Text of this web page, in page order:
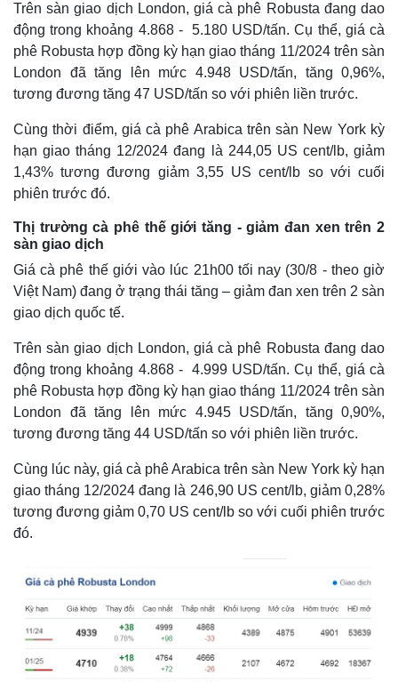
Thế giới
Quan sát
Cuộc sống đó đây
Hồ sơ
Multimedia
Video
Ảnh
Trên sàn giao dịch London, giá cà phê Robusta đang dao
động trong khoảng 4.868 - 5.180 USD/tấn. Cụ thể, giá cà
phê Robusta hợp đồng kỳ hạn giao tháng 11/2024 trên sàn
London đã tăng lên mức 4.948 USD/tấn, tăng 0,96%,
tương đương tăng 47 USD/tấn so với phiên liền trước.
Cùng thời điểm, giá cà phê Arabica trên sàn New York kỳ
hạn giao tháng 12/2024 đang là 244,05 US cent/lb, giảm
1,43% tương đương giảm 3,55 US cent/lb so với cuối
phiên trước đó.
Thị trường cà phê thế giới tăng - giảm đan xen trên 2
sàn giao dịch
Giá cà phê thế giới vào lúc 21h00 tối nay (30/8 - theo giờ
Việt Nam) đang ở trạng thái tăng – giảm đan xen trên 2 sàn
giao dịch quốc tế.
Trên sàn giao dịch London, giá cà phê Robusta đang dao
động trong khoảng 4.868 - 4.999 USD/tấn. Cụ thể, giá cà
phê Robusta hợp đồng kỳ hạn giao tháng 11/2024 trên sàn
London đã tăng lên mức 4.945 USD/tấn, tăng 0,90%,
tương đương tăng 44 USD/tấn so với phiên liền trước.
Cùng lúc này, giá cà phê Arabica trên sàn New York kỳ hạn
giao tháng 12/2024 đang là 246,90 US cent/lb, giảm 0,28%
tương đương giảm 0,70 US cent/lb so với cuối phiên trước
đó.